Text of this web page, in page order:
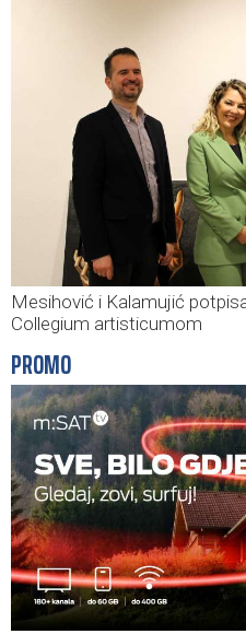
Mesihović i Kalamujić
Collegium artisticumom
PROMO